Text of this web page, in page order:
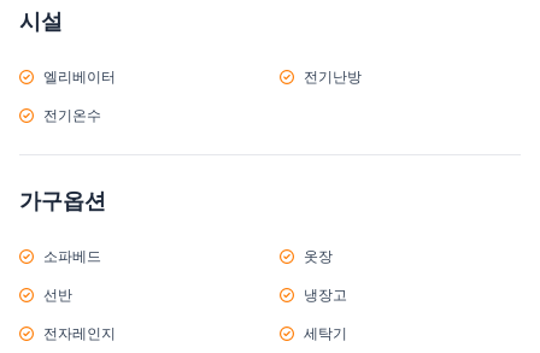
시설
엘리베이터 전기난방
전기온수
가구옵션
소파베드 옷장
선반 냉장고
전자레인지 세탁기